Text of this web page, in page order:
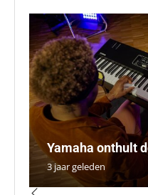
Yamaha onthult
3 jaar geleden